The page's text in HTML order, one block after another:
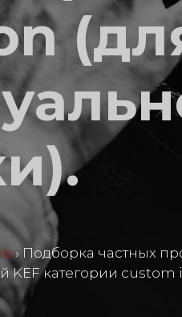
› Подборка частных
KEF категории